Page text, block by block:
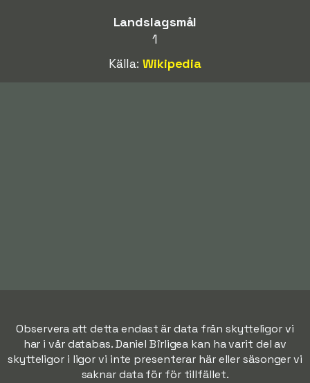
Landslagsmål
1
Källa:Wikipedia
Observera att detta endast är data från skytteligor vi
har i vår databas. Daniel Bîrligea kan ha varit del av
skytteligor i ligor vi inte presenterar här eller säsonger vi
saknar data för för tillfället.